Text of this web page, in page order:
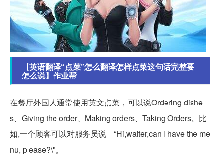
【英语翻译“点菜”怎么翻译怎样点菜这句话完整要
怎么说】作业帮
在餐厅外国人通常使用英文点菜，可以说Ordering dishe
s、Giving the order、Making orders、Taking Orders。比
如,一个顾客可以对服务员说：“Hi,waiter,can I have the me
nu, please?\"。